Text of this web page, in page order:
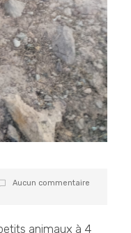
Aucun commentaire
animaux à 4